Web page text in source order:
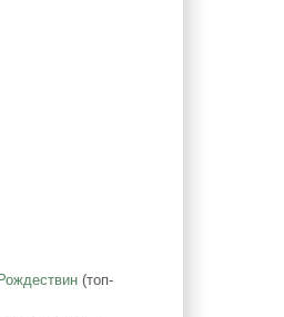
(топ-